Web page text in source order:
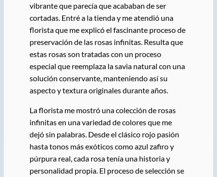
vibrante que parecía que acababan de ser
cortadas. Entré a la tienda y me atendió una
florista que me explicó el fascinante proceso de
preservación de las rosas infinitas. Resulta que
estas rosas son tratadas con un proceso
especial que reemplaza la savia natural con una
solución conservante, manteniendo así su
aspecto y textura originales durante años.
La florista me mostró una colección de rosas
infinitas en una variedad de colores que me
dejó sin palabras. Desde el clásico rojo pasión
hasta tonos más exóticos como azul zafiro y
púrpura real, cada rosa tenía una historia y
personalidad propia. El proceso de selección se